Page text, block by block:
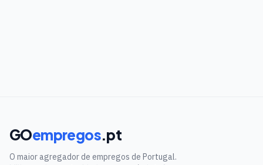
GOempregos.pt
O maior agregador de empregos de Portugal.